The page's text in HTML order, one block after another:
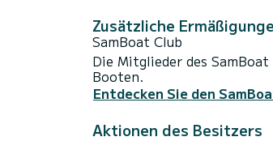
Zusätzliche
SamBoat Club
Die Mitglieder des
Booten.
Entdecken Sie den
Aktionen des Besitzers